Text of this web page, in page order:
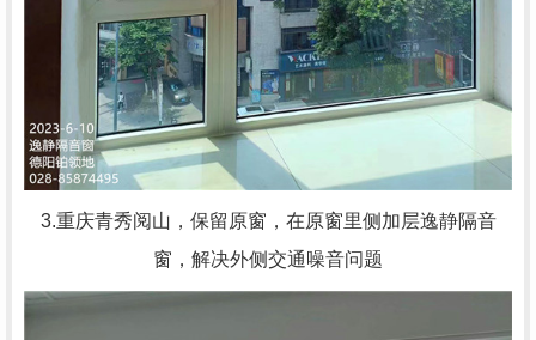
3.重庆青秀阅山，保留原窗，在原窗里侧加层逸静隔音
窗，解决外侧交通噪音问题